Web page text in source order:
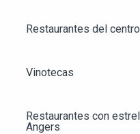
Restaurantes del
Vinotecas
Restaurantes con
Angers